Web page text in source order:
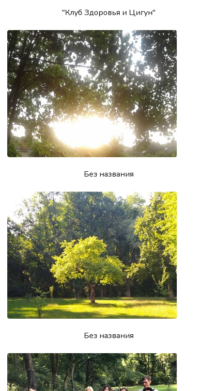
"Клуб Здоровья и Цигун"
Без названия
Без названия